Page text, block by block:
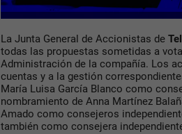
La Junta General de Accionistas de
todas las propuestas sometidas a
Administración de la compañía. Los
cuentas y a la gestión
María Luisa García Blanco como
nombramiento de Anna Martínez
Amado como consejeros
también como consejera